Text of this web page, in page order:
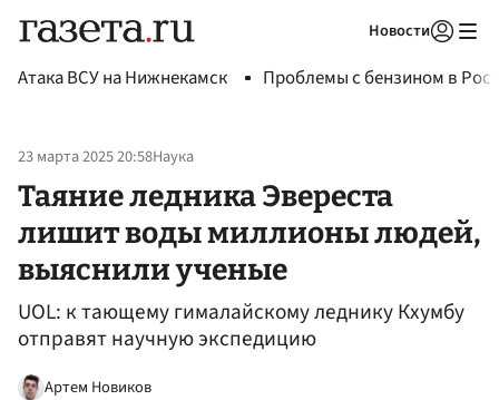
Новости
Атака ВСУ на Нижнекамск Проблемы с бензином в
23 марта 2025 20:58Наука
Таяние ледника Эвереста
лишит воды миллионы людей,
выяснили ученые
UOL: к тающему гималайскому леднику Кхумбу
отправят научную экспедицию
Артем Новиков